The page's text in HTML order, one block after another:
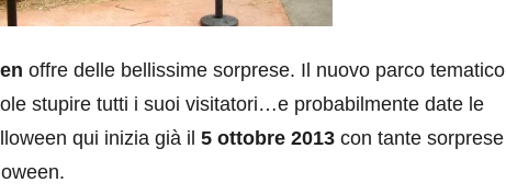
offre delle bellissime sorprese. Il nuovo parco tematico
stupire tutti i suoi visitatori…e probabilmente date le
qui inizia già il 5 ottobre 2013 con tante sorprese